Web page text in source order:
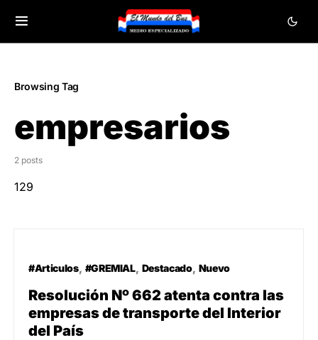
Browsing Tag
empresarios
2 posts
129
#Articulos #GREMIAL Destacado Nuevo
Resolución Nº 662 atenta contra las
empresas de transporte del Interior
del País